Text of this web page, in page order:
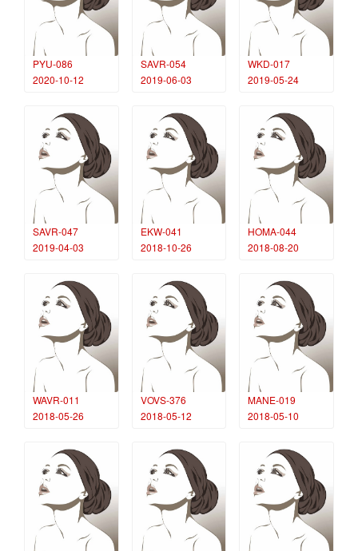
PYU-086
2020-10-12
SAVR-054
2019-06-03
WKD-017
2019-05-24
SAVR-047
2019-04-03
EKW-041
2018-10-26
HOMA-044
2018-08-20
WAVR-011
2018-05-26
VOVS-376
2018-05-12
MANE-019
2018-05-10